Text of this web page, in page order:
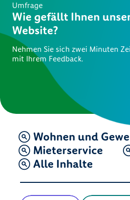
Umfrage
Wie gefällt Ihnen
Website?
Nehmen Sie sich zwei Minuten
mit Ihrem Feedback.
Wohnen und
Mieterservice
Alle Inhalte